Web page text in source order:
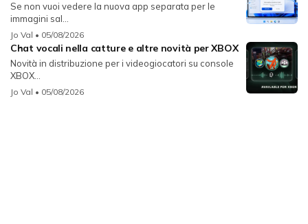
Se non vuoi vedere la nuova app separata per le
immagini sal...
Jo Val • 05/08/2026
Chat vocali nella catture e altre novità per XBOX
Novità in distribuzione per i videogiocatori su console
XBOX...
Jo Val • 05/08/2026